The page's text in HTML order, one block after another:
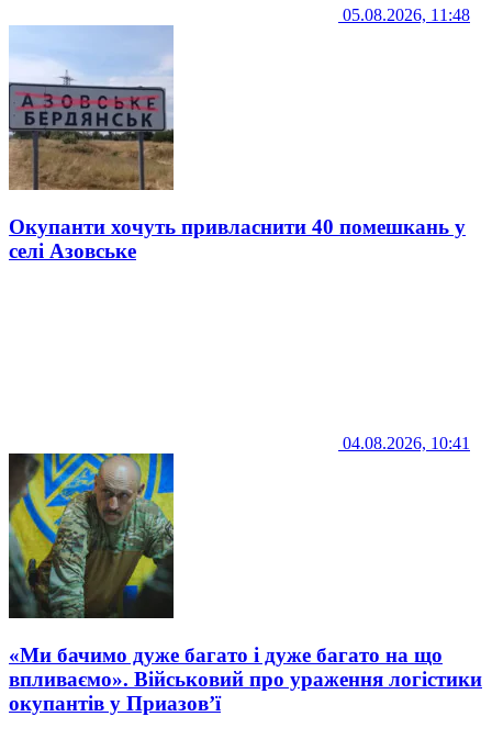
05.08.2026, 11:48
Окупанти хочуть привласнити 40 помешкань у
селі Азовське
04.08.2026, 10:41
«Ми бачимо дуже багато і дуже багато на що
впливаємо». Військовий про ураження логістики
окупантів у Приазов’ї